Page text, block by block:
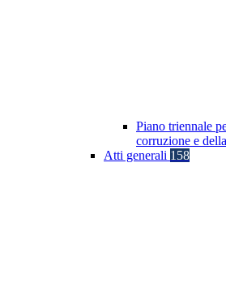
Piano triennale
corruzione e
Atti generali 158